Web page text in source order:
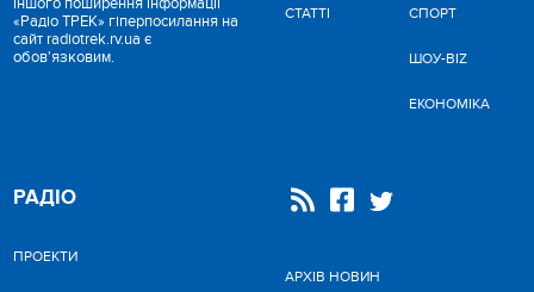
іншого поширення інформації
«Радіо ТРЕК» гіперпосилання на
сайт radiotrek.rv.ua є
обов'язковим.
СТАТТІ СПОРТ
ШОУ-BIZ
ЕКОНОМІКА
РАДІО
ПРОЕКТИ
АРХІВ НОВИН